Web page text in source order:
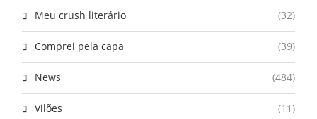
Meu crush literário (32)
Comprei pela capa (39)
News (484)
Vilões (11)